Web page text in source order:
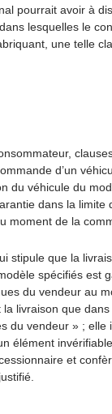
pourrait avoir à
lesquelles le
une telle
d’un
du véhicule du
dans la limite
moment de la
stipule que la
spécifiés est
du vendeur au
livraison que
du vendeur » ; elle
élément
et